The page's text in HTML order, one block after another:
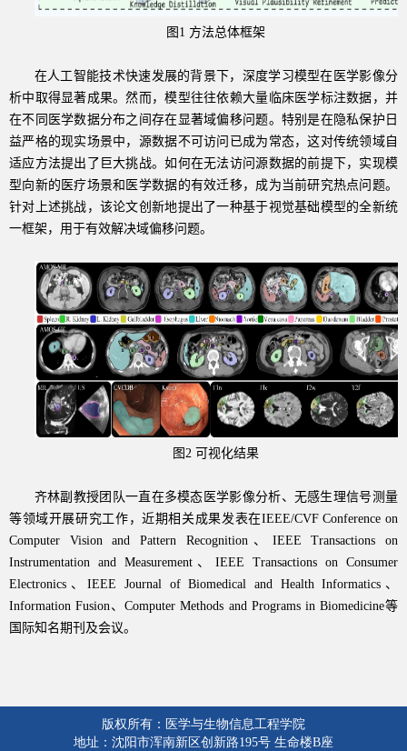
图 1 方法总体框架
在人工智能技术快速发展的背景下，深度学习模型在医学影像分
析中取得显著成果。然而，模型往往依赖大量临床医学标注数据，并
在不同医学数据分布之间存在显著域偏移问题。特别是在隐私保护日
益严格的现实场景中，源数据不可访问已成为常态，这对传统领域自
适应方法提出了巨大挑战。如何在无法访问源数据的前提下，实现模
型向新的医疗场景和医学数据的有效迁移，成为当前研究热点问题。
针对上述挑战，该论文创新地提出了一种基于视觉基础模型的全新统
一框架，用于有效解决域偏移问题。
图2 可视化结果
齐林副教授团队一直在多模态医学影像分析、无感生理信号测量
等领域开展研究工作，近期相关成果发表在IEEE/CVF Conference on
Computer Vision and Pattern Recognition、 IEEE Transactions on
Instrumentation and Measurement 、 IEEE Transactions on Consumer
Electronics 、IEEE Journal of Biomedical and Health Informatics 、
Information Fusion、Computer Methods and Programs in Biomedicine等
国际知名期刊及会议。
版权所有：医学与生物信息工程学院
地址：沈阳市浑南新区创新路195号 生命楼B座